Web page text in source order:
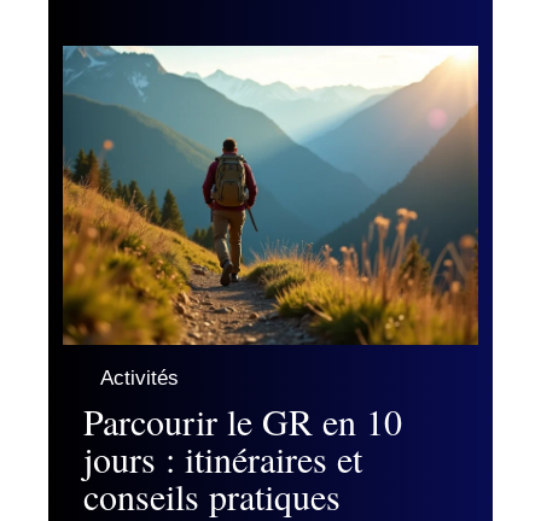
Activités
Parcourir le GR en 10
jours : itinéraires et
conseils pratiques